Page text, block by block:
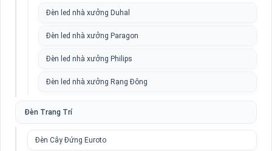
Đèn led nhà xưởng Duhal
Đèn led nhà xưởng Paragon
Đèn led nhà xưởng Philips
Đèn led nhà xưởng Rạng Đông
Đèn Trang Trí
Đèn Cây Đứng Euroto